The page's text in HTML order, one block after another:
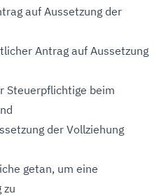
auf Aussetzung der
Antrag auf Aussetzung
Steuerpflichtige beim
der Vollziehung
getan, um eine
zu